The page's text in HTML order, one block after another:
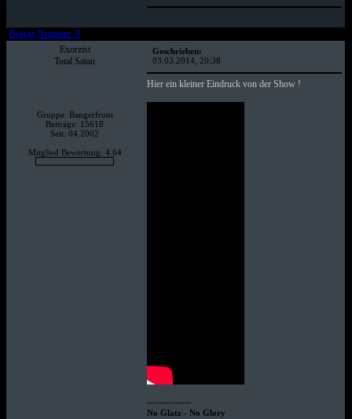
Beitrag Nummer: 9
Exorzist
Total Satan
Gruppe: Bangerfront
Beiträge: 15618
Seit: 04.2002
Mitglied Bewertung: 4.64
Geschrieben:
03.03.2014, 20:38
Hier ein kleiner Eindruck von der Show !
--------------
No Glatz - No Glory